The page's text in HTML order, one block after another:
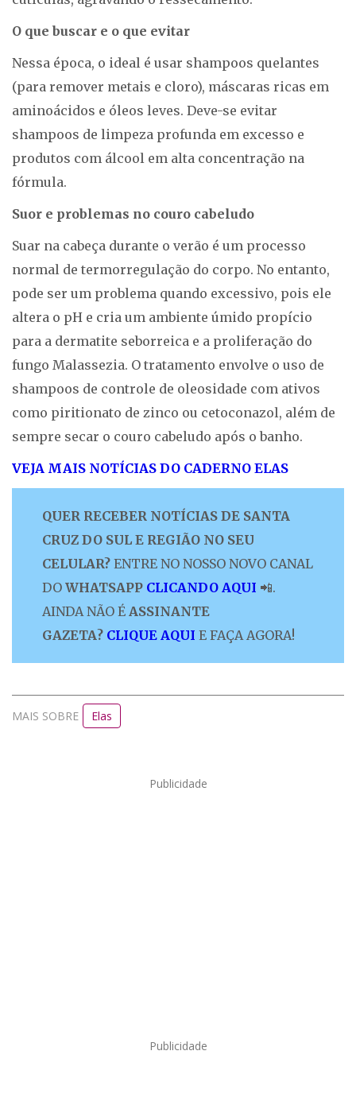
O que buscar e o que evitar
Nessa época, o ideal é usar shampoos quelantes
(para remover metais e cloro), máscaras ricas em
aminoácidos e óleos leves. Deve-se evitar
shampoos de limpeza profunda em excesso e
produtos com álcool em alta concentração na
fórmula.
Suor e problemas no couro cabeludo
Suar na cabeça durante o verão é um processo
normal de termorregulação do corpo. No entanto,
pode ser um problema quando excessivo, pois ele
altera o pH e cria um ambiente úmido propício
para a dermatite seborreica e a proliferação do
fungo Malassezia. O tratamento envolve o uso de
shampoos de controle de oleosidade com ativos
como piritionato de zinco ou cetoconazol, além de
sempre secar o couro cabeludo após o banho.
VEJA MAIS NOTÍCIAS DO CADERNO ELAS
QUER RECEBER NOTÍCIAS DE SANTA
CRUZ DO SUL E REGIÃO NO SEU
CELULAR? ENTRE NO NOSSO NOVO CANAL
DO WHATSAPP CLICANDO AQUI 📲.
AINDA NÃO É ASSINANTE
GAZETA? CLIQUE AQUI E FAÇA AGORA!
MAIS SOBRE Elas
Publicidade
Publicidade